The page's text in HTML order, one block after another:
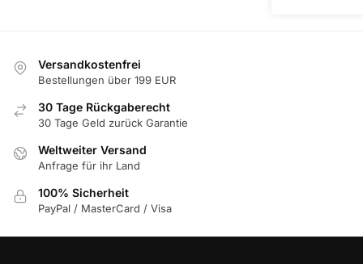
Versandkostenfrei
Bestellungen über 199 EUR
30 Tage Rückgaberecht
30 Tage Geld zurück Garantie
Weltweiter Versand
Anfrage für ihr Land
100% Sicherheit
PayPal / MasterCard / Visa